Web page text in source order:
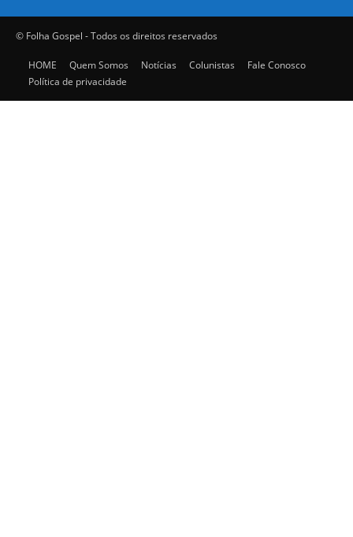
© Folha Gospel - Todos os direitos reservados
HOME Quem Somos Notícias Colunistas
Fale Conosco
Política de privacidade